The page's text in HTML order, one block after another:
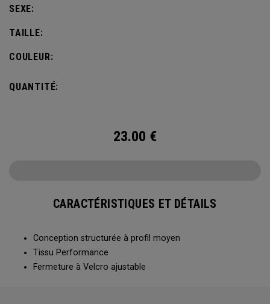
SEXE:
TAILLE:
COULEUR:
QUANTITÉ:
23.00 €
CARACTÉRISTIQUES ET DÉTAILS
Conception structurée à profil moyen
Tissu Performance
Fermeture à Velcro ajustable